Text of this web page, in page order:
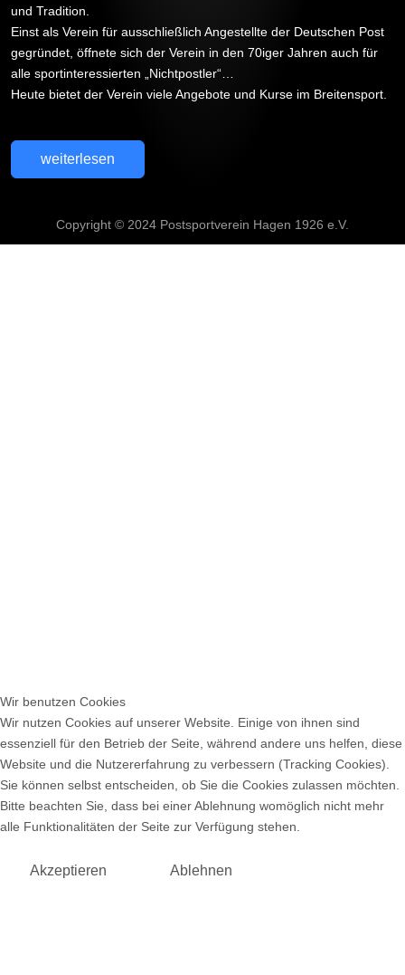
und Tradition.
Einst als Verein für ausschließlich Angestellte der Deutschen Post
gegründet, öffnete sich der Verein in den 70iger Jahren auch für
alle sportinteressierten „Nichtpostler“…
Heute bietet der Verein viele Angebote und Kurse im Breitensport.
weiterlesen
Copyright © 2024 Postsportverein Hagen 1926 e.V.
Wir benutzen Cookies
Wir nutzen Cookies auf unserer Website. Einige von ihnen sind
essenziell für den Betrieb der Seite, während andere uns helfen, diese
Website und die Nutzererfahrung zu verbessern (Tracking Cookies).
Sie können selbst entscheiden, ob Sie die Cookies zulassen möchten.
Bitte beachten Sie, dass bei einer Ablehnung womöglich nicht mehr
alle Funktionalitäten der Seite zur Verfügung stehen.
Akzeptieren Ablehnen